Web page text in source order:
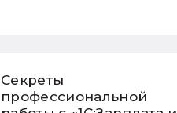
Секреты
профессиональной